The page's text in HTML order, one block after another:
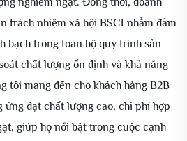
trách nhiệm xã hội BSCI nhằm đảm
bạch trong toàn bộ quy trình sản
chất lượng ổn định và khả năng
tôi mang đến cho khách hàng B2B
đạt chất lượng cao, chi phí hợp
giúp họ nổi bật trong cuộc cạnh